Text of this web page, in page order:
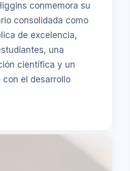
conmemora su
consolidada como
de excelencia,
una
científica y un
el desarrollo